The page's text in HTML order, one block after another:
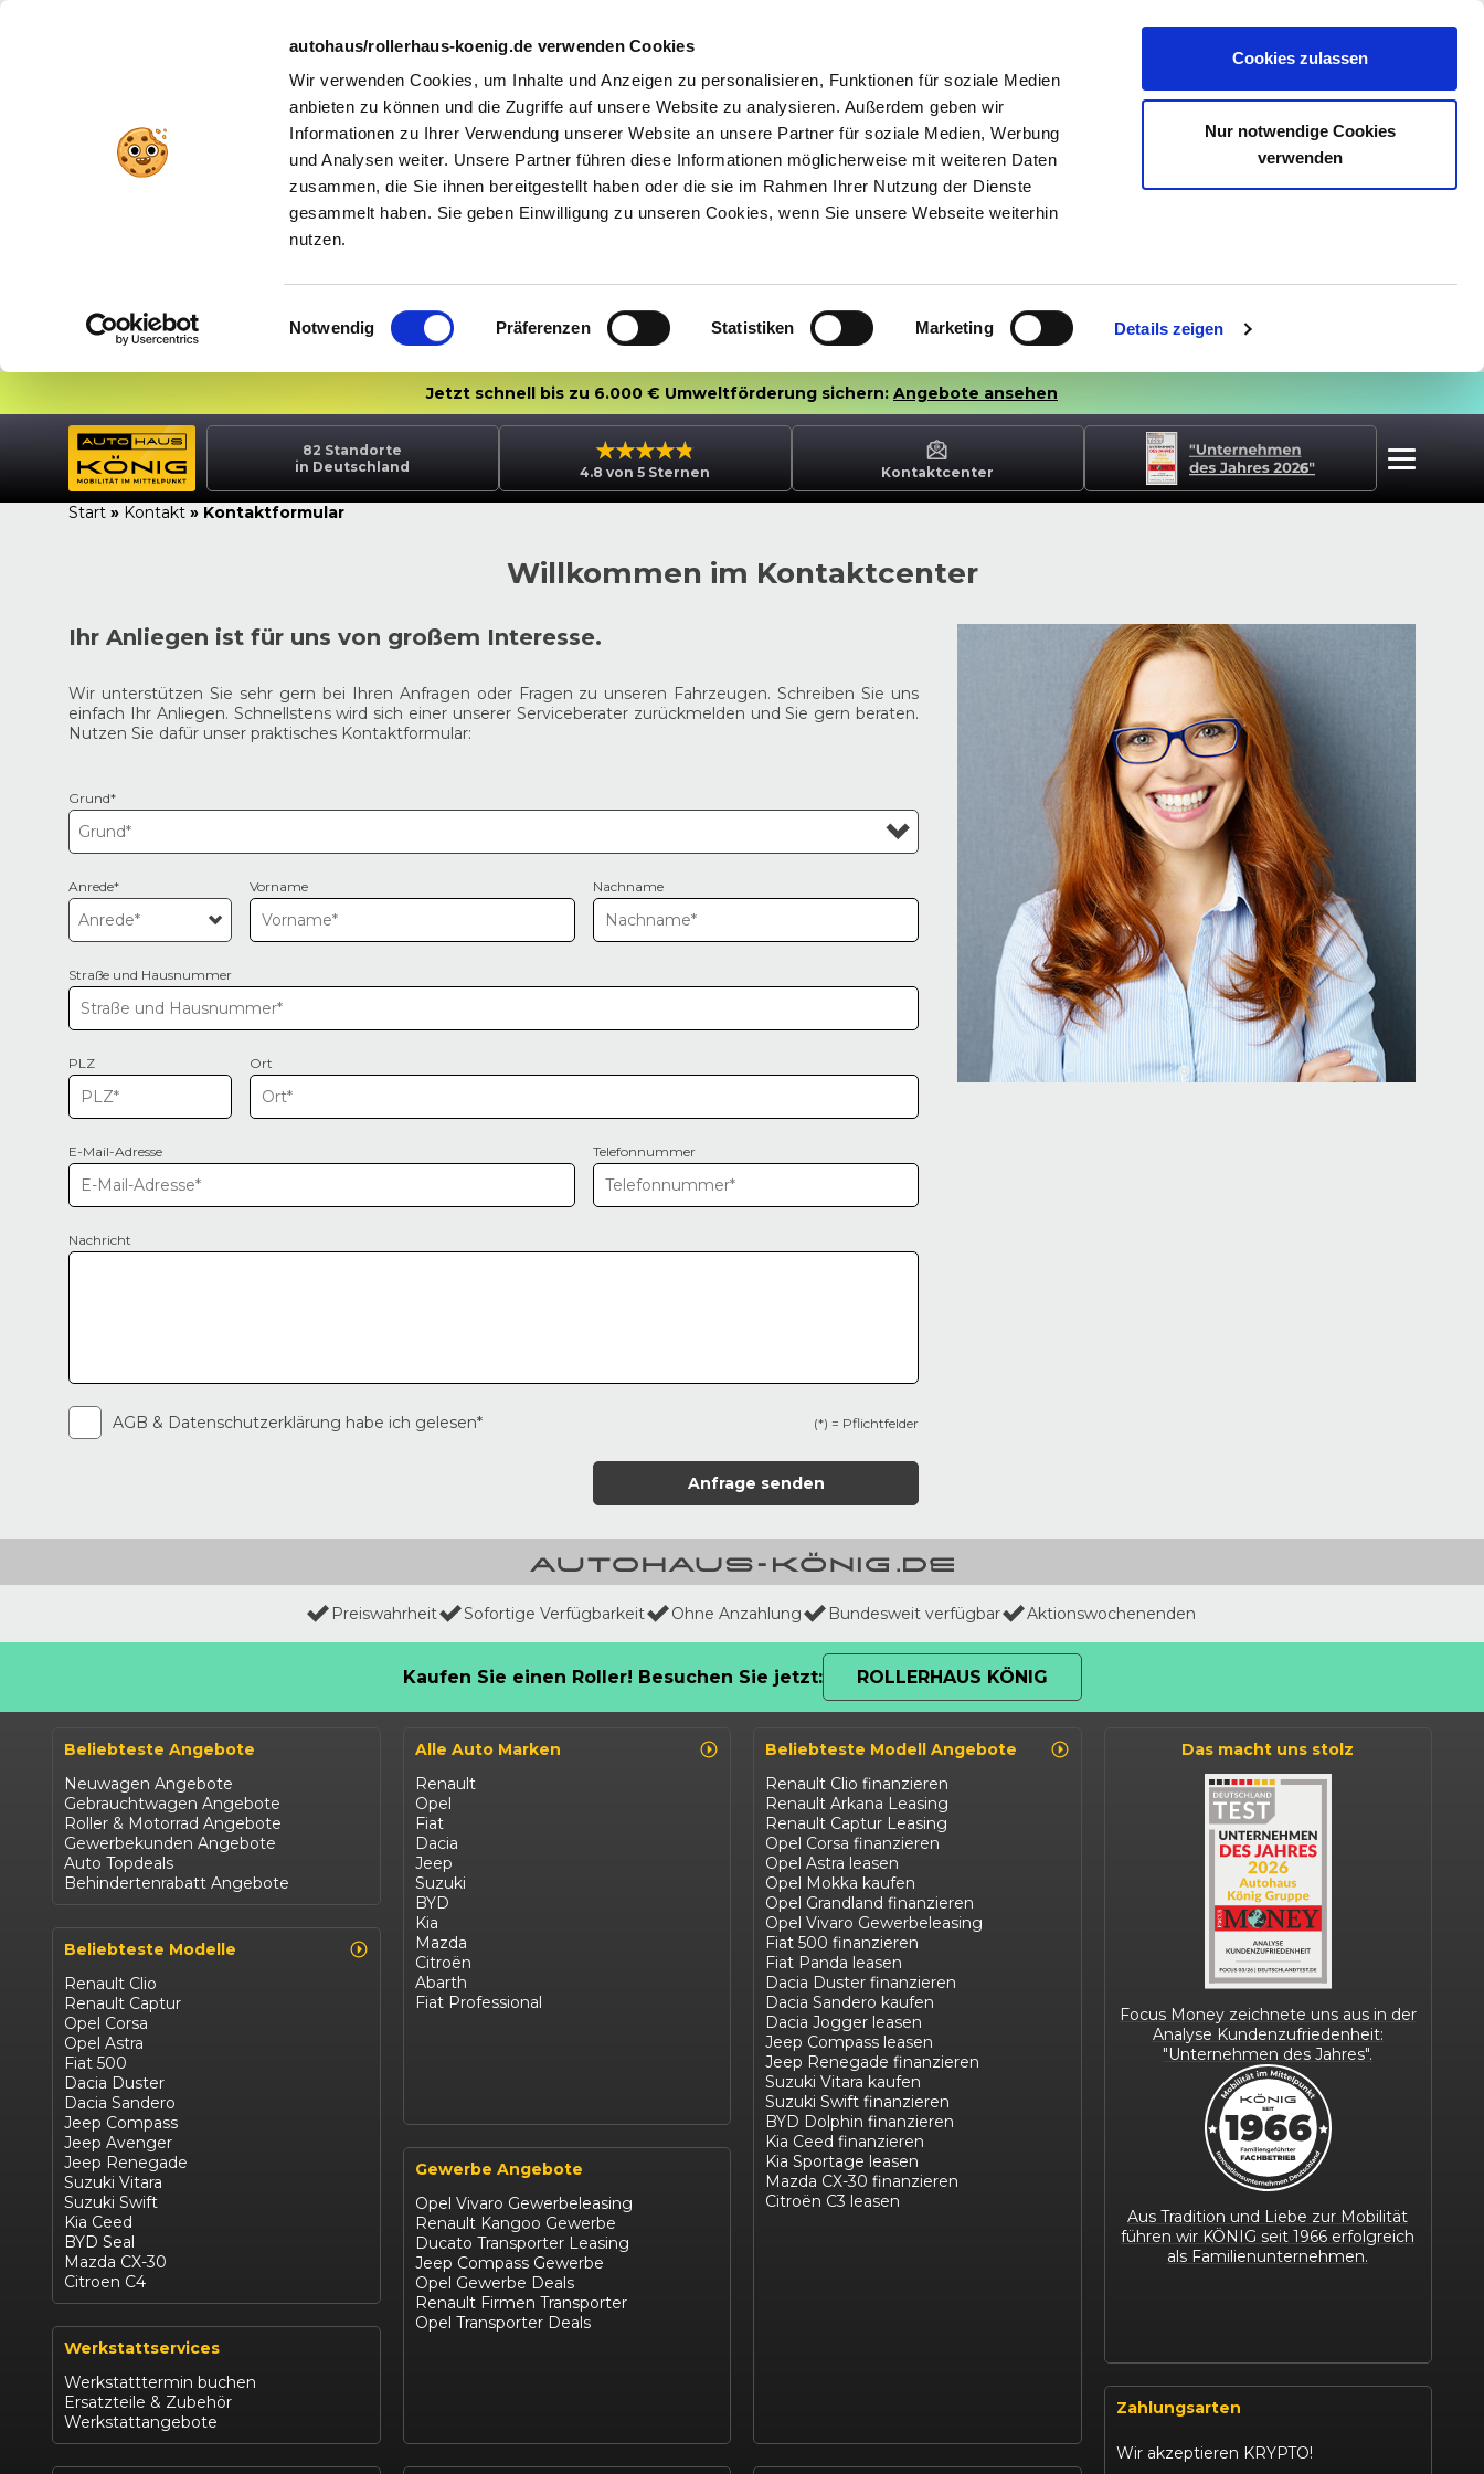
autohaus/rollerhaus-koenig.de verwenden Cookies
Wir verwenden Cookies, um Inhalte und Anzeigen zu personalisieren, Funktionen für soziale Medien
anbieten zu können und die Zugriffe auf unsere Website zu analysieren. Außerdem geben wir
Informationen zu Ihrer Verwendung unserer Website an unsere Partner für soziale Medien, Werbung
und Analysen weiter. Unsere Partner führen diese Informationen möglicherweise mit weiteren Daten
zusammen, die Sie ihnen bereitgestellt haben oder die sie im Rahmen Ihrer Nutzung der Dienste
gesammelt haben. Sie geben Einwilligung zu unseren Cookies, wenn Sie unsere Webseite weiterhin
nutzen.
Einwilligungsauswahl
Notwendig Präferenzen Statistiken Marketing Details zeigen
Cookies zulassen
Nur notwendige Cookies
verwenden
Jetzt schnell bis zu 6.000 € Umweltförderung sichern: Angebote ansehen
82 Standorte
in Deutschland
4.8 von 5 Sternen Kontaktcenter
Start » Kontakt » Kontaktformular
Willkommen im Kontaktcenter
Ihr Anliegen ist für uns von großem Interesse.
Wir unterstützen Sie sehr gern bei Ihren Anfragen oder Fragen zu unseren Fahrzeugen. Schreiben Sie uns
einfach Ihr Anliegen. Schnellstens wird sich einer unserer Serviceberater zurückmelden und Sie gern beraten.
Nutzen Sie dafür unser praktisches Kontaktformular:
Grund*
Anrede* Vorname Nachname
Straße und Hausnummer
PLZ Ort
E-Mail-Adresse Telefonnummer
Nachricht
AGB & Datenschutzerklärung habe ich gelesen* (*) = Pflichtfelder
Anfrage senden
Preiswahrheit Sofortige Verfügbarkeit Ohne Anzahlung Bundesweit verfügbar Aktionswochenenden
Kaufen Sie einen Roller! Besuchen Sie jetzt: ROLLERHAUS KÖNIG
Beliebteste Angebote
Neuwagen Angebote
Gebrauchtwagen Angebote
Roller & Motorrad Angebote
Gewerbekunden Angebote
Auto Topdeals
Behindertenrabatt Angebote
Beliebteste Modelle
Renault Clio
Renault Captur
Opel Corsa
Opel Astra
Fiat 500
Dacia Duster
Dacia Sandero
Jeep Compass
Jeep Avenger
Jeep Renegade
Suzuki Vitara
Suzuki Swift
Kia Ceed
BYD Seal
Mazda CX-30
Citroen C4
Werkstattservices
Werkstatttermin buchen
Ersatzteile & Zubehör
Werkstattangebote
Alle Auto Marken
Renault
Opel
Fiat
Dacia
Jeep
Suzuki
BYD
Kia
Mazda
Citroën
Abarth
Fiat Professional
Gewerbe Angebote
Opel Vivaro Gewerbeleasing
Renault Kangoo Gewerbe
Ducato Transporter Leasing
Jeep Compass Gewerbe
Opel Gewerbe Deals
Renault Firmen Transporter
Opel Transporter Deals
Beliebteste Modell Angebote
Renault Clio finanzieren
Renault Arkana Leasing
Renault Captur Leasing
Opel Corsa finanzieren
Opel Astra leasen
Opel Mokka kaufen
Opel Grandland finanzieren
Opel Vivaro Gewerbeleasing
Fiat 500 finanzieren
Fiat Panda leasen
Dacia Duster finanzieren
Dacia Sandero kaufen
Dacia Jogger leasen
Jeep Compass leasen
Jeep Renegade finanzieren
Suzuki Vitara kaufen
Suzuki Swift finanzieren
BYD Dolphin finanzieren
Kia Ceed finanzieren
Kia Sportage leasen
Mazda CX-30 finanzieren
Citroën C3 leasen
Das macht uns stolz
Focus Money zeichnete uns aus in der
Analyse Kundenzufriedenheit:
"Unternehmen des Jahres".
Aus Tradition und Liebe zur Mobilität
führen wir KÖNIG seit 1966 erfolgreich
als Familienunternehmen.
Zahlungsarten
Wir akzeptieren KRYPTO!